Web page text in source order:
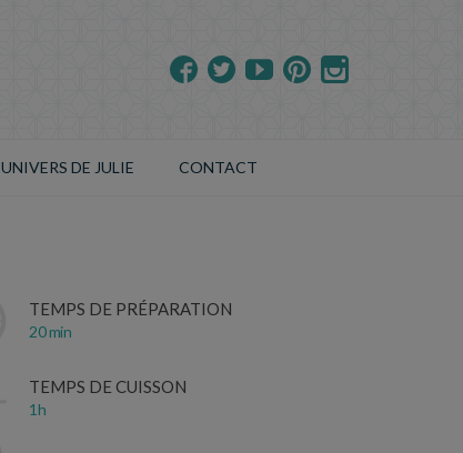
UNIVERS DE JULIE CONTACT
TEMPS DE PRÉPARATION
20 min
TEMPS DE CUISSON
1h